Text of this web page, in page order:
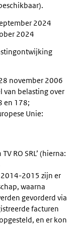
2024
2024
november 2006
van belasting over
en 178;
Unie:
RO SRL’ (hierna:
2014-2015 zijn er
waarna
gevorderd via
facturen
en er kon